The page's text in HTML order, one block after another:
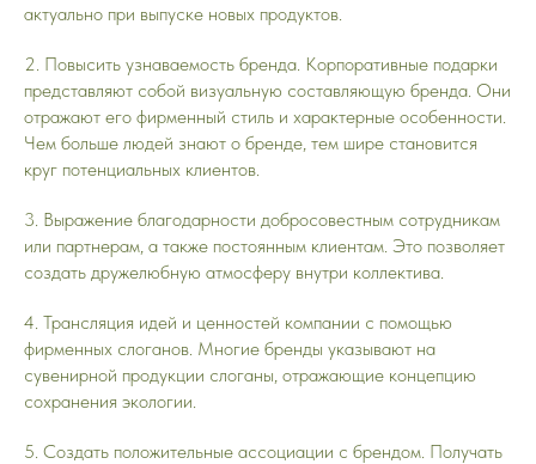
актуально при выпуске новых продуктов.
2. Повысить узнаваемость бренда. Корпоративные подарки
представляют собой визуальную составляющую бренда. Они
отражают его фирменный стиль и характерные особенности.
Чем больше людей знают о бренде, тем шире становится
круг потенциальных клиентов.
3. Выражение благодарности добросовестным сотрудникам
или партнерам, а также постоянным клиентам. Это позволяет
создать дружелюбную атмосферу внутри коллектива.
4. Трансляция идей и ценностей компании с помощью
фирменных слоганов. Многие бренды указывают на
сувенирной продукции слоганы, отражающие концепцию
сохранения экологии.
5. Создать положительные ассоциации с брендом. Получать